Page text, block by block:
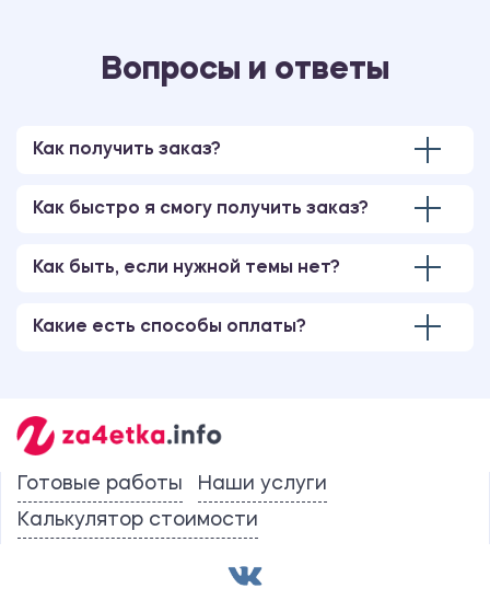
Вопросы и ответы
Как получить заказ?
Как быстро я смогу получить заказ?
Как быть, если нужной темы нет?
Какие есть способы оплаты?
Готовые работы
Наши услуги
Калькулятор стоимости